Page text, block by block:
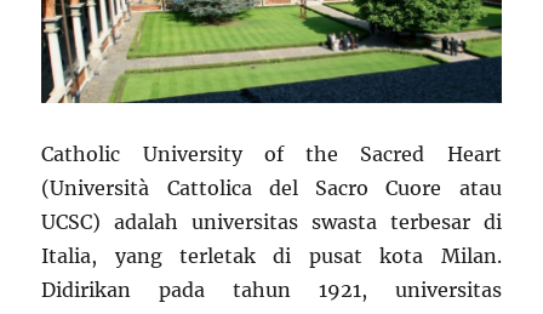
Catholic University of the Sacred Heart
(Università Cattolica del Sacro Cuore atau
UCSC) adalah universitas swasta terbesar di
Italia, yang terletak di pusat kota Milan.
Didirikan pada tahun 1921, universitas